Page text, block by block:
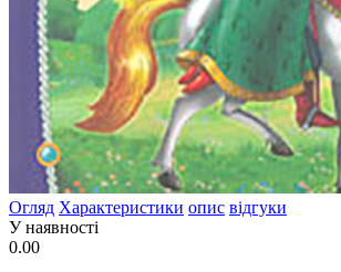
Огляд Характеристики опис відгуки
У наявності
0.00